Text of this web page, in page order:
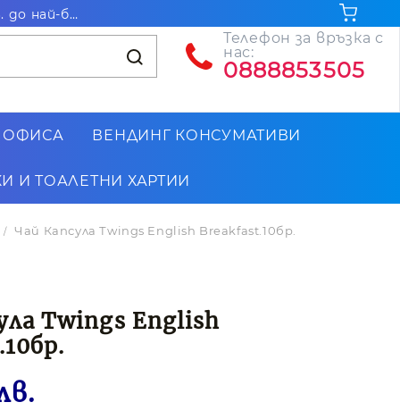
Безплатна доставка за поръчки на стойност над 102.26€ / 200лв. до най-близкия до Вас офис на Еконт
Телефон за връзка с
нас:
0888853505
ВЕНДИНГ КОНСУМАТИВИ
И ТОАЛЕТНИ ХАРТИИ
Чай Капсула Тwings English Breakfast.10бр.
Тwings English